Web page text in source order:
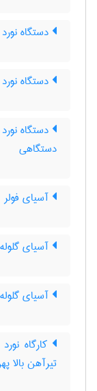
دستگاه
دستگاه
دستگاه
دستگاهی
آسیای
آسیای
آسیای
کارگاه
تیرآهن بالا